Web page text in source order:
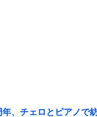
年、チェロとピアノ